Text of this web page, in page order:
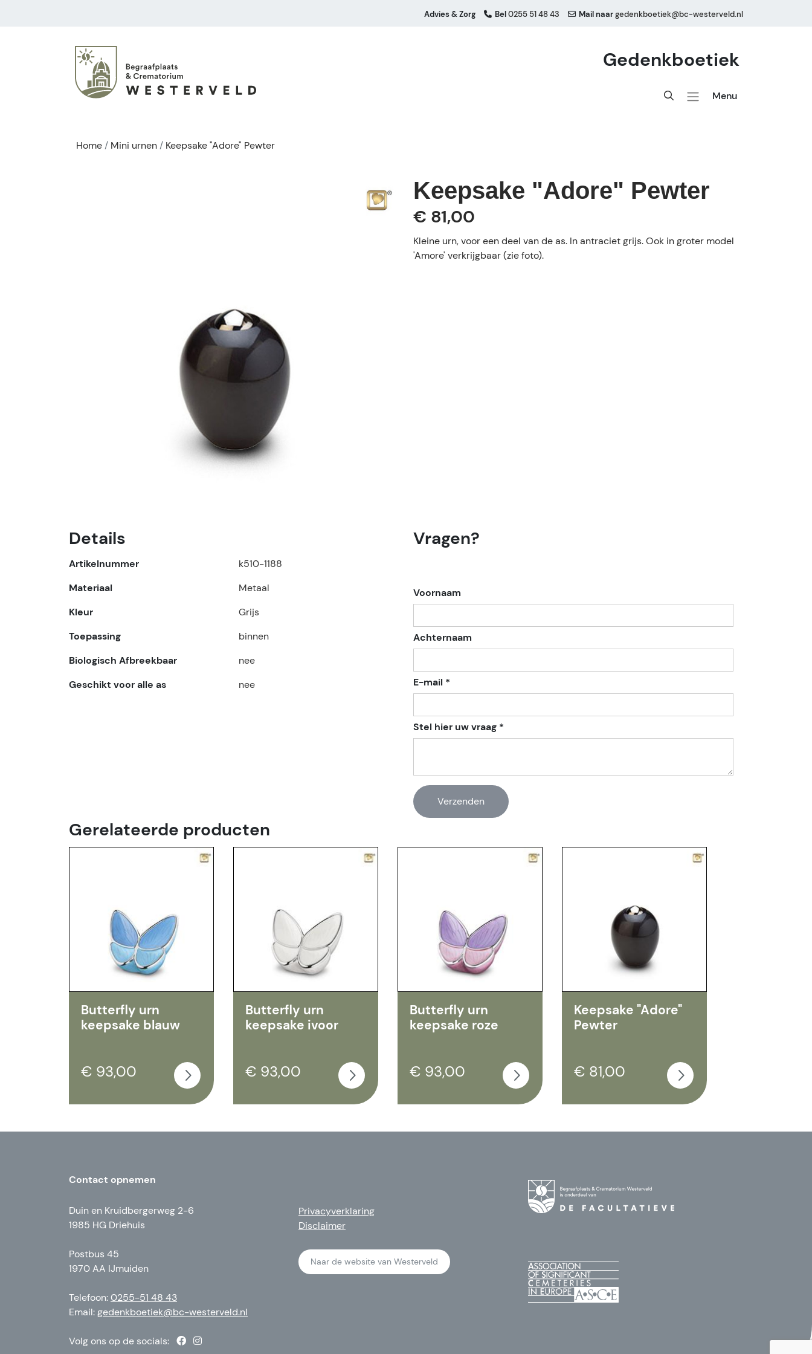
Advies & Zorg Bel0255 51 48 43 Mail naargedenkboetiek@bc-westerveld.nl
Gedenkboetiek
Menu
Home Mini urnen Keepsake "Adore" Pewter
Keepsake "Adore" Pewter
€ 81,00
Kleine urn, voor een deel van de as. In antraciet grijs. Ook in groter model
'Amore' verkrijgbaar (zie foto).
Details
Artikelnummer
k510-1188
Materiaal
Metaal
Kleur
Grijs
Toepassing
binnen
Biologisch Afbreekbaar
nee
Geschikt voor alle as
nee
Vragen?
Voornaam
Achternaam
E-mail *
Stel hier uw vraag *
Gerelateerde producten
Butterfly urn
keepsake blauw
€ 93,00
Butterfly urn
keepsake ivoor
€ 93,00
Butterfly urn
keepsake roze
€ 93,00
Keepsake "Adore"
Pewter
€ 81,00
Contact opnemen
Duin en Kruidbergerweg 2-6
1985 HG Driehuis
Postbus 45
1970 AA IJmuiden
Telefoon:0255-51 48 43
Email:gedenkboetiek@bc-westerveld.nl
Volg ons op de socials:
Privacyverklaring
Disclaimer
Naar de website van Westerveld